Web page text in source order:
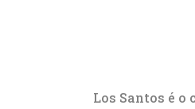
Los Santos é